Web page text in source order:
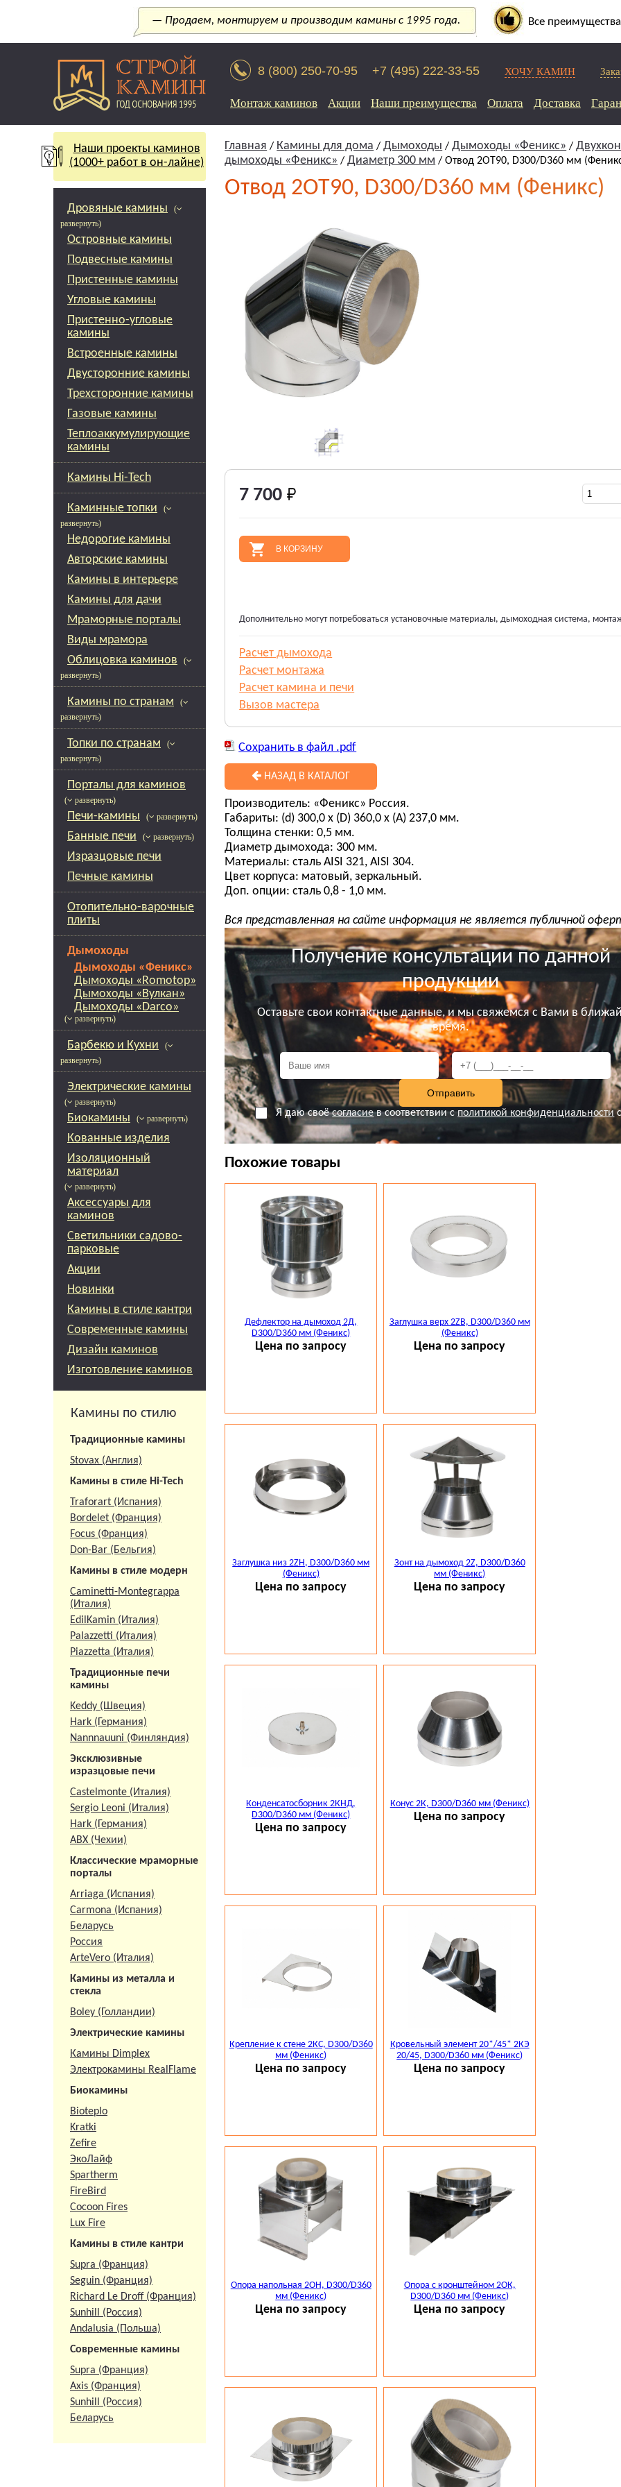
— Продаем, монтируем и производим камины с 1995 года. Все преимущества
8 (800) 250-70-95 +7 (495) 222-33-55 ХОЧУ КАМИН
Монтаж каминов Акции Наши преимущества Оплата Доставка
Наши проекты каминов
(1000+ работ в он-лайне)
Дровяные камины
(
развернуть)
Островные камины
Подвесные камины
Пристенные камины
Угловые камины
Пристенно-угловые
камины
Встроенные камины
Двусторонние камины
Трехсторонние камины
Газовые камины
Теплоаккумулирующие
камины
Камины Hi-Tech
Каминные топки
(
развернуть)
Недорогие камины
Авторские камины
Камины в интерьере
Камины для дачи
Мраморные порталы
Виды мрамора
Облицовка каминов
(
развернуть)
Камины по странам
(
развернуть)
Топки по странам
(
развернуть)
Порталы для каминов
( развернуть)
Печи-камины ( развернуть)
Банные печи ( развернуть)
Изразцовые печи
Печные камины
Отопительно-варочные
плиты
Дымоходы
Дымоходы «Феникс»
Дымоходы «Romotop»
Дымоходы «Вулкан»
Дымоходы «Darco»
( развернуть)
Барбекю и Кухни
(
развернуть)
Электрические камины
( развернуть)
Биокамины ( развернуть)
Кованные изделия
Изоляционный
материал
( развернуть)
Аксессуары для
каминов
Светильники садово-
парковые
Акции
Новинки
Камины в стиле кантри
Современные камины
Дизайн каминов
Изготовление каминов
Камины по стилю
Традиционные камины
Stovax (Англия)
Камины в стиле Hi-Tech
Traforart (Испания)
Bordelet (Франция)
Focus (Франция)
Don-Bar (Бельгия)
Камины в стиле модерн
Caminetti-Montegrappa
(Италия)
EdilKamin (Италия)
Palazzetti (Италия)
Piazzetta (Италия)
Традиционные печи
камины
Keddy (Швеция)
Hark (Германия)
Nannnauuni (Финляндия)
Эксклюзивные
изразцовые печи
Castelmonte (Италия)
Sergio Leoni (Италия)
Hark (Германия)
АВХ (Чехии)
Классические мраморные
порталы
Arriaga (Испания)
Carmona (Испания)
Беларусь
Россия
ArteVero (Италия)
Камины из металла и
стекла
Boley (Голландии)
Электрические камины
Камины Dimplex
Электрокамины RealFlame
Биокамины
Bioteplo
Kratki
Zefire
ЭкоЛайф
Spartherm
FireBird
Cocoon Fires
Lux Fire
Камины в стиле кантри
Supra (Франция)
Seguin (Франция)
Richard Le Droff (Франция)
Sunhill (Россия)
Andalusia (Польша)
Современные камины
Supra (Франция)
Axis (Франция)
Sunhill (Россия)
Беларусь
Главная / Камины для дома /Дымоходы /Дымоходы «Феникс» /
дымоходы «Феникс» /Диаметр 300 мм / Отвод 2ОТ90, D300/D360 мм
Отвод 2ОТ90, D300/D360 мм (Феникс)
7 700
В КОРЗИНУ
Дополнительно могут потребоваться установочные материалы, дымоходная система,
Расчет дымохода
Расчет монтажа
Расчет камина и печи
Вызов мастера
Сохранить в файл .pdf
НАЗАД В КАТАЛОГ
Производитель: «Феникс» Россия.
Габариты: (d) 300,0 х (D) 360,0 х (А) 237,0 мм.
Толщина стенки: 0,5 мм.
Диаметр дымохода: 300 мм.
Материалы: сталь AISI 321, AISI 304.
Цвет корпуса: матовый, зеркальный.
Доп. опции: сталь 0,8 - 1,0 мм.
Вся представленная на сайте информация не является публичной
Получение консультации по данной
продукции
Оставьте свои контактные данные, и мы свяжемся с Вами в
время.
Я даю своёсогласиев соответствии сполитикой конфиденциальности
Похожие товары
Дефлектор на дымоход 2Д,
D300/D360 мм (Феникс)
Цена по запросу
Заглушка верх 2ZB, D300/D360 мм
(Феникс)
Цена по запросу
Заглушка низ 2ZН, D300/D360 мм
(Феникс)
Цена по запросу
Зонт на дымоход 2Z, D300/D360
мм (Феникс)
Цена по запросу
Конденсатосборник 2КНД,
D300/D360 мм (Феникс)
Цена по запросу
Конус 2К, D300/D360 мм (Феникс)
Цена по запросу
Крепление к стене 2КС, D300/D360
мм (Феникс)
Цена по запросу
Кровельный элемент 20*/45* 2КЭ
20/45, D300/D360 мм (Феникс)
Цена по запросу
Опора напольная 2ОН, D300/D360
мм (Феникс)
Цена по запросу
Опора с кронштейном 2ОК,
D300/D360 мм (Феникс)
Цена по запросу